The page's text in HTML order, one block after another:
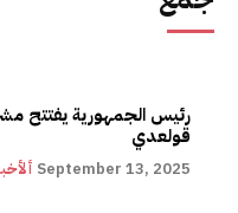
رئيس الجمهورية يفتتح
قولعدي
September 13, 2025